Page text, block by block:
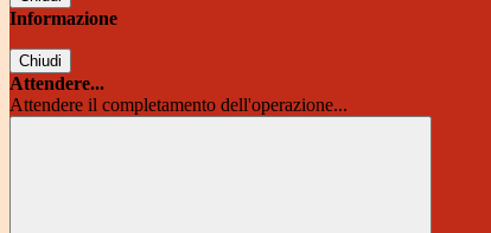
Informazione
Chiudi
Attendere...
Attendere il completamento dell'operazione...